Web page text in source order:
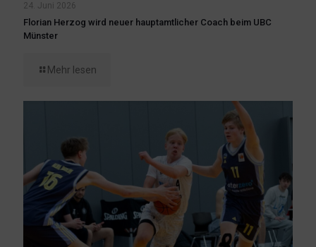
24. Juni 2026
Florian Herzog wird neuer hauptamtlicher Coach beim UBC
Münster
Mehr lesen